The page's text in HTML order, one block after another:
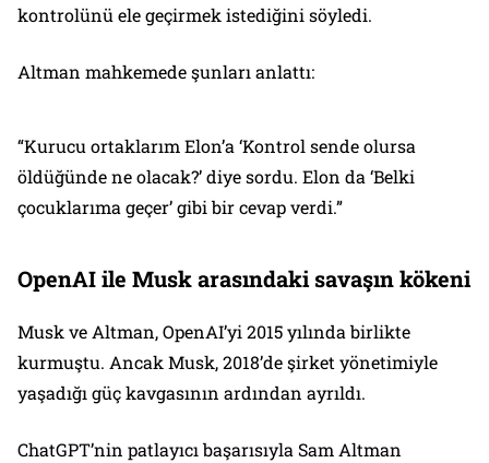
kontrolünü ele geçirmek istediğini söyledi.
Altman mahkemede şunları anlattı:
“Kurucu ortaklarım Elon’a ‘Kontrol sende olursa
öldüğünde ne olacak?’ diye sordu. Elon da ‘Belki
çocuklarıma geçer’ gibi bir cevap verdi.”
OpenAI ile Musk arasındaki savaşın kökeni
Musk ve Altman, OpenAI’yi 2015 yılında birlikte
kurmuştu. Ancak Musk, 2018’de şirket yönetimiyle
yaşadığı güç kavgasının ardından ayrıldı.
ChatGPT’nin patlayıcı başarısıyla Sam Altman